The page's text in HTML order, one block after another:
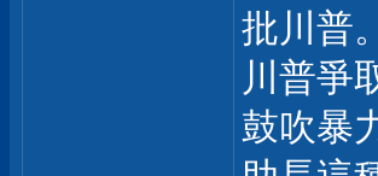
批川普。
川普爭
鼓吹暴